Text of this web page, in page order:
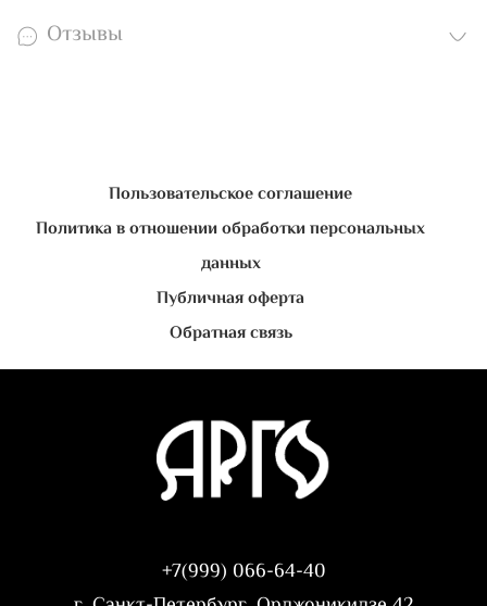
Отзывы
Пользовательское соглашение
Политика в отношении обработки персональных
данных
Публичная оферта
Обратная связь
+7(999) 066-64-40